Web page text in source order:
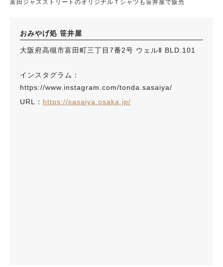
富田ジャズストリートのオリジナルＴシャツも笹井屋で販売
おみやげ処 笹井屋
大阪府高槻市富田町三丁目7番2号 ウェルⅡ BLD.101
インスタグラム：
https://www.instagram.com/tonda.sasaiya/
URL： https://sasaiya.osaka.jp/